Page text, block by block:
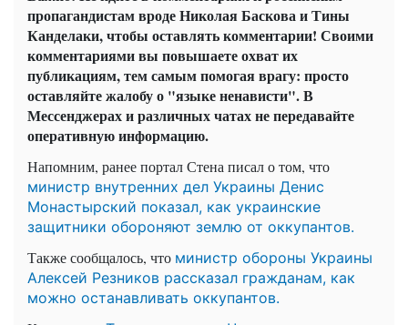
пропагандистам вроде Николая Баскова и Тины
Канделаки, чтобы оставлять комментарии! Своими
комментариями вы повышаете охват их
публикациям, тем самым помогая врагу: просто
оставляйте жалобу о "языке ненависти". В
Мессенджерах и различных чатах не передавайте
оперативную информацию.
Напомним, ранее портал Стена писал о том, что
министр внутренних дел Украины Денис
Монастырский показал, как украинские
защитники обороняют землю от оккупантов.
Также сообщалось, что министр обороны Украины
Алексей Резников рассказал гражданам, как
можно останавливать оккупантов.